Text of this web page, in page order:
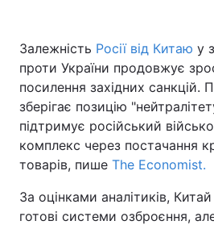
Залежність Росії від Китаю у
проти України продовжує
посилення західних санкцій.
зберігає позицію
підтримує російський
комплекс через постачання
товарів, пише The Economist.
За оцінками аналітиків,
готові системи озброєння,